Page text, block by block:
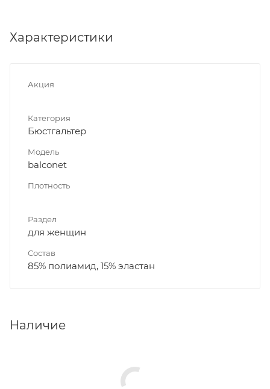
Характеристики
Акция
Категория
Бюстгальтер
Модель
balconet
Плотность
Раздел
для женщин
Состав
85% полиамид, 15% эластан
Наличие